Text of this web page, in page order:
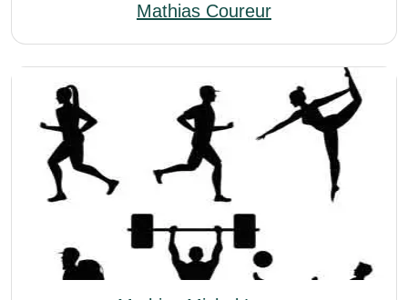
Mathias Coureur